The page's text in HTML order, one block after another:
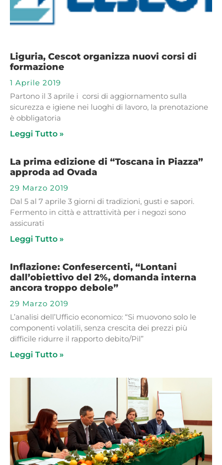
Liguria, Cescot organizza nuovi corsi di
formazione
1 Aprile 2019
Partono il 3 aprile i corsi di aggiornamento sulla
sicurezza e igiene nei luoghi di lavoro, la prenotazione
è obbligatoria
Leggi Tutto »
La prima edizione di “Toscana in Piazza”
approda ad Ovada
29 Marzo 2019
Dal 5 al 7 aprile 3 giorni di tradizioni, gusti e sapori.
Fermento in città e attrattività per i negozi sono
assicurati
Leggi Tutto »
Inflazione: Confesercenti, “Lontani
dall’obiettivo del 2%, domanda interna
ancora troppo debole”
29 Marzo 2019
L’analisi dell’Ufficio economico: “Si muovono solo le
componenti volatili, senza crescita dei prezzi più
difficile ridurre il rapporto debito/Pil”
Leggi Tutto »